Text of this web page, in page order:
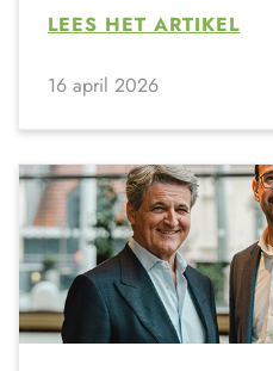
LEES HET ARTIKEL
16 april 2026